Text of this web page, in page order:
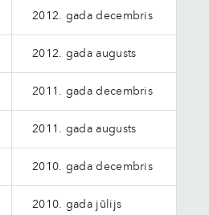
2012. gada decembris
2012. gada augusts
2011. gada decembris
2011. gada augusts
2010. gada decembris
2010. gada jūlijs